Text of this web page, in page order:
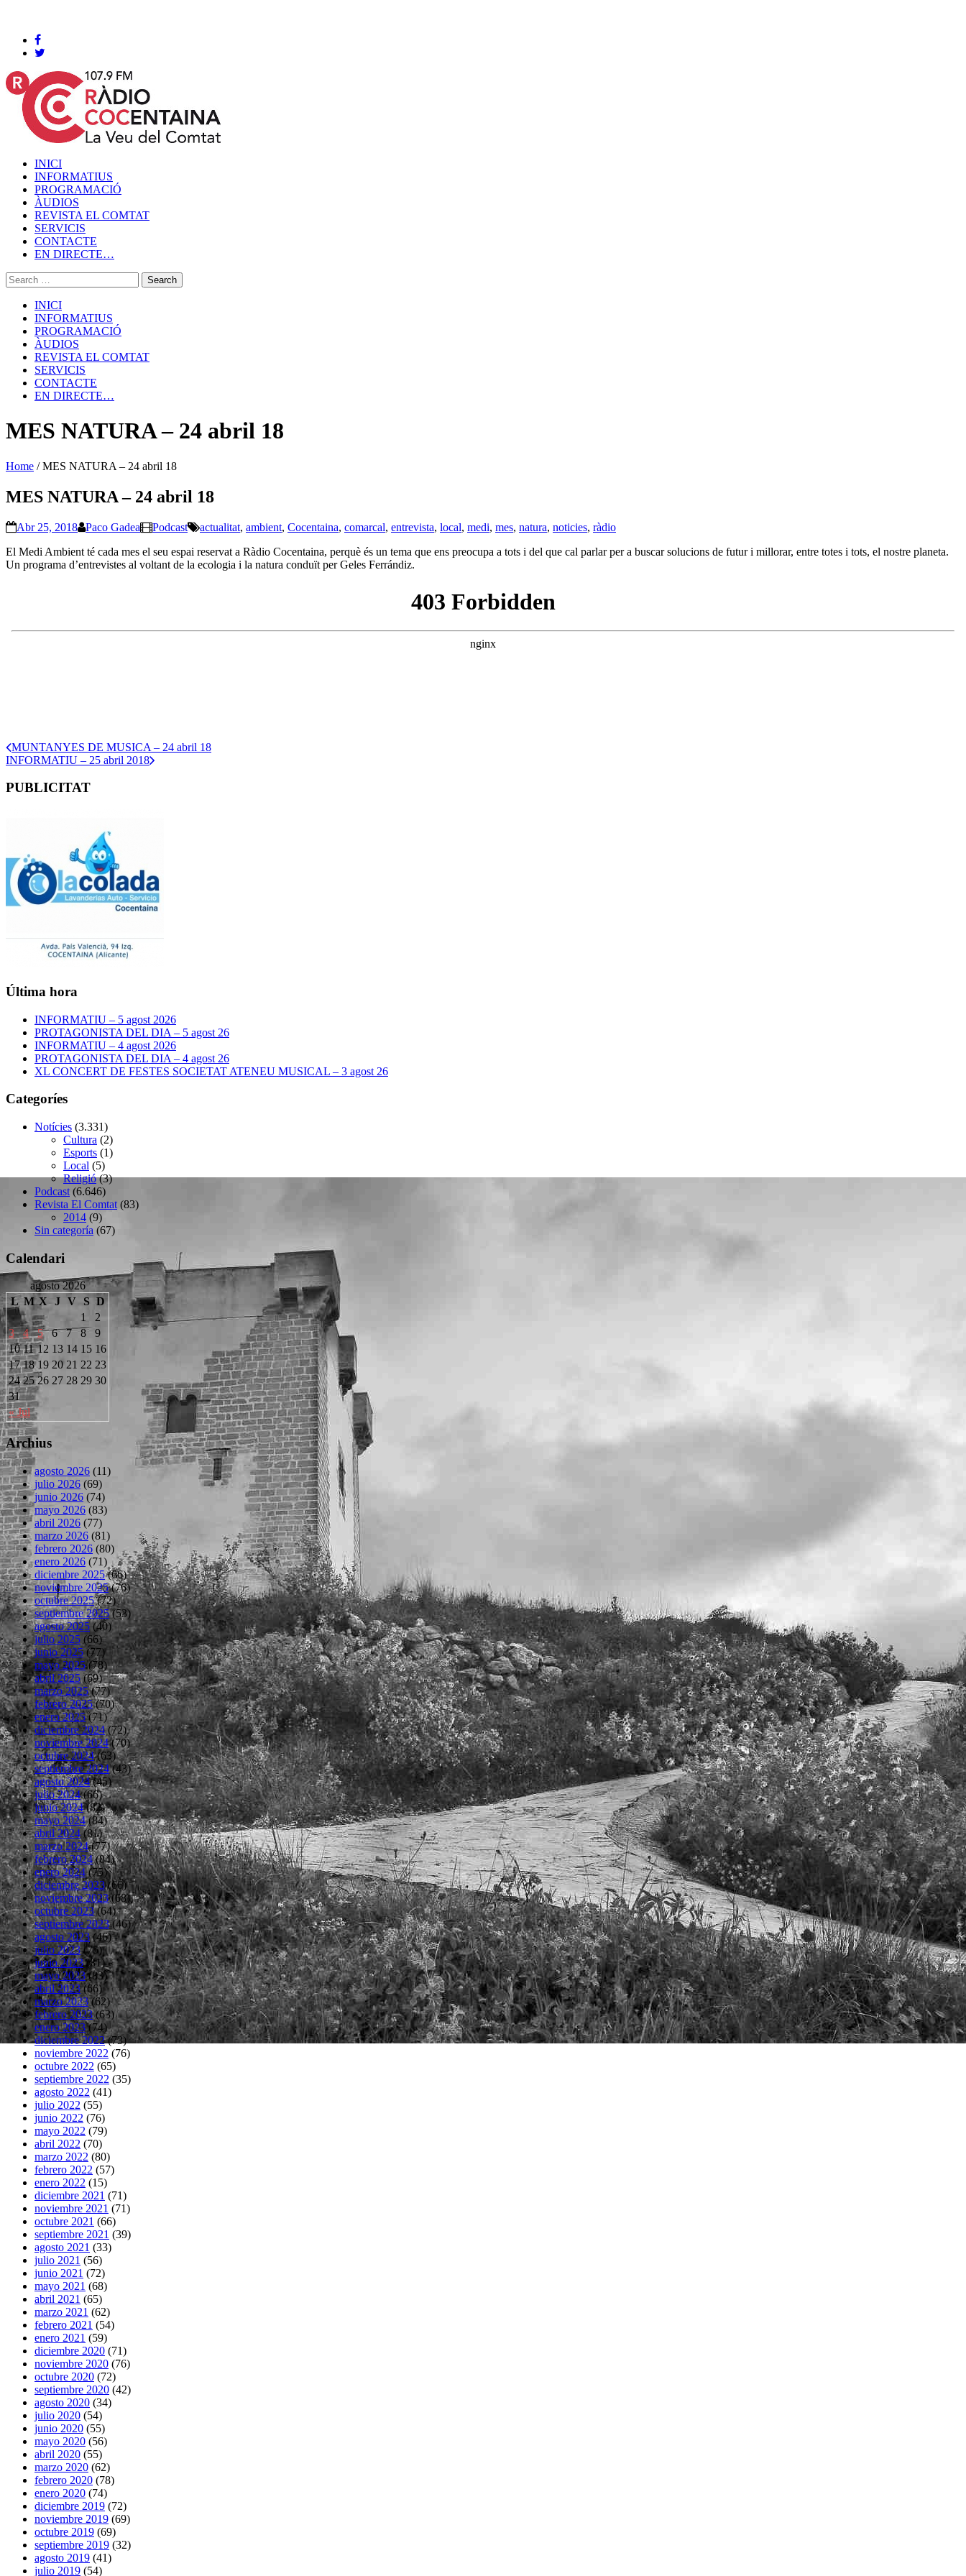
INICI
INFORMATIUS
PROGRAMACIÓ
ÀUDIOS
REVISTA EL COMTAT
SERVICIS
CONTACTE
EN DIRECTE…
INICI
INFORMATIUS
PROGRAMACIÓ
ÀUDIOS
REVISTA EL COMTAT
SERVICIS
CONTACTE
EN DIRECTE…
MES NATURA – 24 abril 18
Home /MES NATURA – 24 abril 18
MES NATURA – 24 abril 18
Abr 25, 2018 Paco Gadea Podcast actualitat, ambient, Cocentaina, comarcal, entrevista, local, medi, mes, natura, noticies, ràdio
El Medi Ambient té cada mes el seu espai reservat a Ràdio Cocentaina, perquè és un tema que ens preocupa a tots i del que cal parlar per a buscar solucions de futur i millorar, entre totes i tots, el nostre planeta.
Un programa d’entrevistes al voltant de la ecologia i la natura conduït per Geles Ferrándiz.
MUNTANYES DE MUSICA – 24 abril 18
INFORMATIU – 25 abril 2018
PUBLICITAT
Última hora
INFORMATIU – 5 agost 2026
PROTAGONISTA DEL DIA – 5 agost 26
INFORMATIU – 4 agost 2026
PROTAGONISTA DEL DIA – 4 agost 26
XL CONCERT DE FESTES SOCIETAT ATENEU MUSICAL – 3 agost 26
Categoríes
Notícies (3.331)
Cultura (2)
Esports (1)
Local (5)
Religió(3)
Podcast (6.646)
Revista El Comtat (83)
2014 (9)
Sin categoría (67)
Calendari
agosto 2026
L M X J V S D
« Jul
1
2
3
4 5 6 7 8
9
10 11 12 13 14 15 16
17 18 19 20 21 22 23
24 25 26 27 28 29 30
31
Archius
agosto 2026 (11)
julio 2026 (69)
junio 2026 (74)
mayo 2026 (83)
abril 2026 (77)
marzo 2026 (81)
febrero 2026 (80)
enero 2026 (71)
diciembre 2025(66)
noviembre 2025(76)
octubre 2025(72)
septiembre 2025(53)
agosto 2025(40)
julio 2025 (66)
junio 2025(77)
mayo 2025(78)
abril 2025(69)
marzo 2025(77)
febrero 2025(70)
enero 2025(71)
diciembre 2024(72)
noviembre 2024(70)
octubre 2024(63)
septiembre 2024(43)
agosto 2024(45)
julio 2024(66)
junio 2024(82)
mayo 2024(84)
abril 2024(81)
marzo 2024(77)
febrero 2024(84)
enero 2024(75)
diciembre 2023(66)
noviembre 2023(68)
octubre 2023(64)
septiembre 2023(46)
agosto 2023(46)
julio 2023(75)
junio 2023(81)
mayo 2023(83)
abril 2023(66)
marzo 2023(62)
febrero 2023(63)
enero 2023(74)
diciembre 2022(73)
noviembre 2022 (76)
octubre 2022 (65)
septiembre 2022 (35)
agosto 2022 (41)
julio 2022 (55)
junio 2022 (76)
mayo 2022 (79)
abril 2022 (70)
marzo 2022 (80)
febrero 2022 (57)
enero 2022 (15)
diciembre 2021 (71)
noviembre 2021 (71)
octubre 2021 (66)
septiembre 2021 (39)
agosto 2021 (33)
julio 2021 (56)
junio 2021 (72)
mayo 2021 (68)
abril 2021 (65)
marzo 2021 (62)
febrero 2021 (54)
enero 2021 (59)
diciembre 2020 (71)
noviembre 2020 (76)
octubre 2020 (72)
septiembre 2020 (42)
agosto 2020 (34)
julio 2020 (54)
junio 2020 (55)
mayo 2020 (56)
abril 2020 (55)
marzo 2020 (62)
febrero 2020 (78)
enero 2020 (74)
diciembre 2019 (72)
noviembre 2019 (69)
octubre 2019 (69)
septiembre 2019 (32)
agosto 2019 (41)
julio 2019 (54)